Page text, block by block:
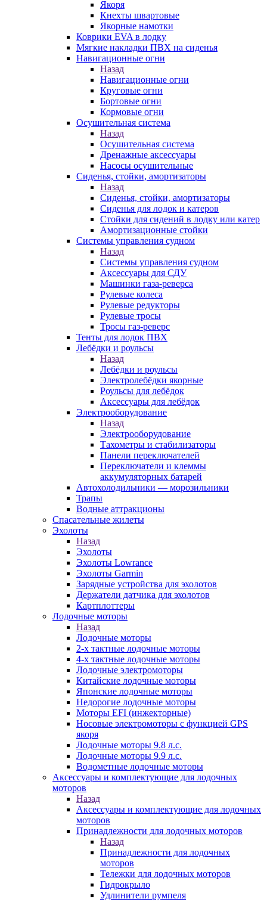
Якоря
Кнехты швартовые
Якорные намотки
Коврики EVA в лодку
Мягкие накладки ПВХ на сиденья
Навигационные огни
Назад
Навигационные огни
Круговые огни
Бортовые огни
Кормовые огни
Осушительная система
Назад
Осушительная система
Дренажные аксессуары
Насосы осушительные
Сиденья, стойки, амортизаторы
Назад
Сиденья, стойки, амортизаторы
Сиденья для лодок и катеров
Стойки для сидений в лодку или катер
Амортизационные стойки
Системы управления судном
Назад
Системы управления судном
Аксессуары для СДУ
Машинки газа-реверса
Рулевые колеса
Рулевые редукторы
Рулевые тросы
Тросы газ-реверс
Тенты для лодок ПВХ
Лебёдки и роульсы
Назад
Лебёдки и роульсы
Электролебёдки якорные
Роульсы для лебёдок
Аксессуары для лебёдок
Электрооборудование
Назад
Электрооборудование
Тахометры и стабилизаторы
Панели переключателей
Переключатели и клеммы
аккумуляторных батарей
Автохолодильники — морозильники
Трапы
Водные аттракционы
Спасательные жилеты
Эхолоты
Назад
Эхолоты
Эхолоты Lowrance
Эхолоты Garmin
Зарядные устройства для эхолотов
Держатели датчика для эхолотов
Картплоттеры
Лодочные моторы
Назад
Лодочные моторы
2-х тактные лодочные моторы
4-х тактные лодочные моторы
Лодочные электромоторы
Китайские лодочные моторы
Японские лодочные моторы
Недорогие лодочные моторы
Моторы EFI (инжекторные)
Носовые электромоторы с функцией GPS
якоря
Лодочные моторы 9.8 л.с.
Лодочные моторы 9.9 л.с.
Водометные лодочные моторы
Аксессуары и комплектующие для лодочных
моторов
Назад
Аксессуары и комплектующие для лодочных
моторов
Принадлежности для лодочных моторов
Назад
Принадлежности для лодочных
моторов
Тележки для лодочных моторов
Гидрокрыло
Удлинители румпеля